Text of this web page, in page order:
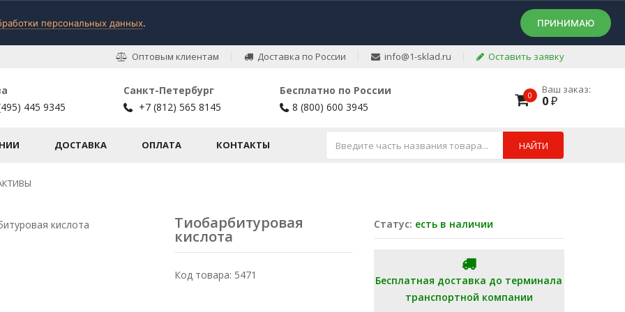
персональных данных. ПРИНИМАЮ
Оптовым клиентам Доставка по России info@1-sklad.ru Оставить заявку
445 9345
Санкт-Петербург
+7 (812) 565 8145
Бесплатно по России
8 (800) 600 3945
0 Ваш заказ:
0₽
ДОСТАВКА ОПЛАТА КОНТАКТЫ НАЙТИ
Тиобарбитуровая
кислота
Код товара: 5471
Статус: есть в наличии
Бесплатная доставка до терминала
транспортной компании